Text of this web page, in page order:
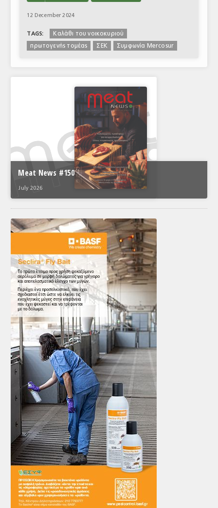
12 December 2024
TAGS:
Καλάθι του νοικοκυριού
πρωτογενής τομέας
ΣΕΚ Συμφωνία Mercosur
Meat News #150
July 2026